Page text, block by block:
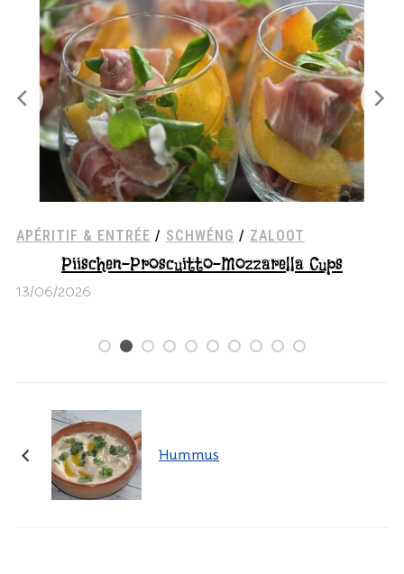
APÉRITIF & ENTRÉE /GEMÉISS /VEGETARISCH
REZEPTER
Mozzarella-Tomaten-Basilikum Cups
Hummus